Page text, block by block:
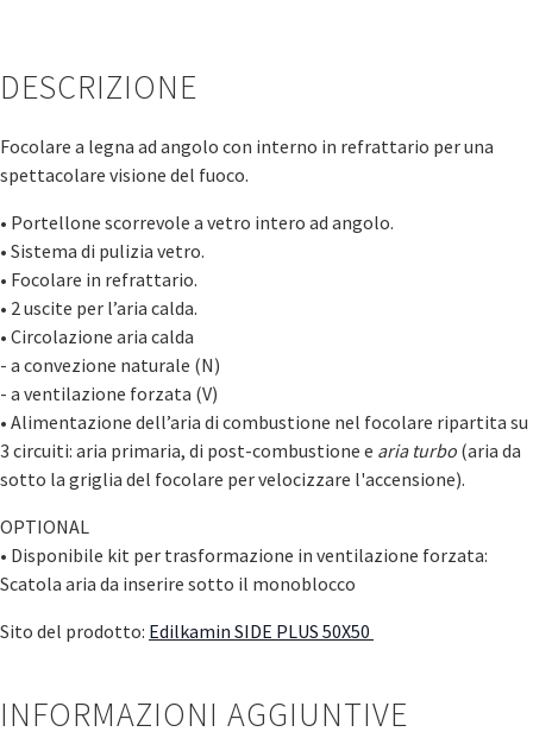
DESCRIZIONE
Focolare a legna ad angolo con interno in refrattario per una
spettacolare visione del fuoco.
• Portellone scorrevole a vetro intero ad angolo.
• Sistema di pulizia vetro.
• Focolare in refrattario.
• 2 uscite per l’aria calda.
• Circolazione aria calda
- a convezione naturale (N)
- a ventilazione forzata (V)
• Alimentazione dell’aria di combustione nel focolare ripartita su
3 circuiti: aria primaria, di post-combustione e aria turbo (aria da
sotto la griglia del focolare per velocizzare l'accensione).
OPTIONAL
• Disponibile kit per trasformazione in ventilazione forzata:
Scatola aria da inserire sotto il monoblocco
Sito del prodotto: Edilkamin SIDE PLUS 50X50
INFORMAZIONI AGGIUNTIVE